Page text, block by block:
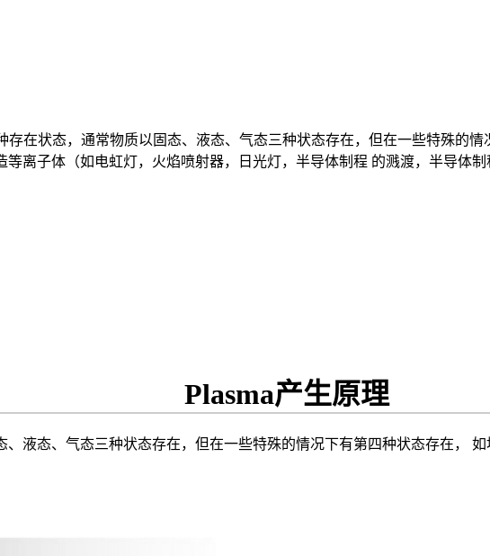
存在状态，通常物质以固态、液态、气态三种状态存在，但在一些特殊的
离子体（如电虹灯，火焰喷射器，日光灯，半导体制程 的溅渡，半导体
Plasma产生原理
液态、气态三种状态存在，但在一些特殊的情况下有第四种状态存在， 如